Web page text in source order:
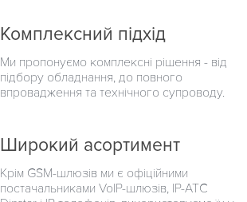
Комплексний підхід
Ми пропонуємо комплексні рішення - від
підбору обладнання, до повного
впровадження та технічного супроводу.
Широкий асортимент
Крім GSM-шлюзів ми є офіційними
постачальниками VoIP-шлюзів, IP-ATC